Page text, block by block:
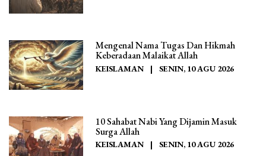
Mengenal Nama Tugas Dan Hikmah
Keberadaan Malaikat Allah
KEISLAMAN | SENIN, 10 AGU 2026
10 Sahabat Nabi Yang Dijamin Masuk
Surga Allah
KEISLAMAN | SENIN, 10 AGU 2026